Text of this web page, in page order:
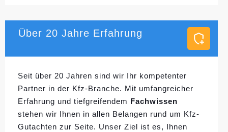
Über 20 Jahre Erfahrung
Seit über 20 Jahren sind wir Ihr kompetenter
Partner in der Kfz-Branche. Mit umfangreicher
Erfahrung und tiefgreifendem Fachwissen
stehen wir Ihnen in allen Belangen rund um Kfz-
Gutachten zur Seite. Unser Ziel ist es, Ihnen